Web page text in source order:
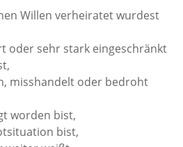
Willen verheiratet wurdest
oder sehr stark eingeschränkt
misshandelt oder bedroht
worden bist,
bist,